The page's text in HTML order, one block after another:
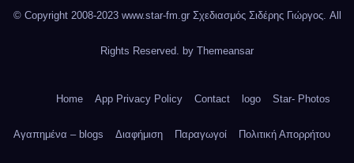
© Copyright 2008-2023 www.star-fm.gr Σχεδιασμός Σιδέρης Γιώργος. All
Rights Reserved. by Themeansar
Home App Privacy Policy Contact logo Star- Photos
Αγαπημένα – blogs Διαφήμιση Παραγωγοί Πολιτική Απορρήτου